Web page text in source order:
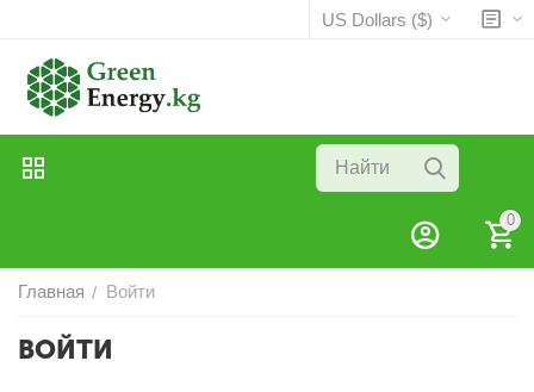
US Dollars ($)
0
Главная / Войти
ВОЙТИ